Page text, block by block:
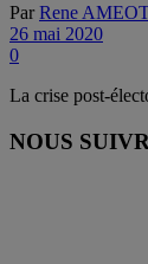
Par Rene
26 mai 2020
0
La crise post-
NOUS